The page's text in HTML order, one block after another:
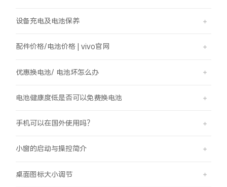
设备充电及电池保养
配件价格/电池价格 | vivo官网
优惠换电池/ 电池坏怎么办
电池健康度低是否可以免费换电池
手机可以在国外使用吗？
小窗的启动与操控简介
桌面图标大小调节